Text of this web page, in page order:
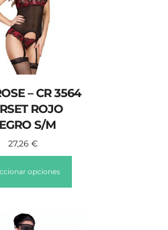
– CR 3564
ROJO
S/M
27,26 €
opciones